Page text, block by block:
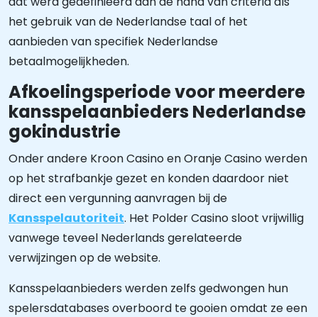
het gebruik van de Nederlandse taal of het
aanbieden van specifiek Nederlandse
betaalmogelijkheden.
Afkoelingsperiode voor meerdere
kansspelaanbieders Nederlandse
gokindustrie
Onder andere Kroon Casino en Oranje Casino werden
op het strafbankje gezet en konden daardoor niet
direct een vergunning aanvragen bij de
Kansspelautoriteit. Het Polder Casino sloot vrijwillig
vanwege teveel Nederlands gerelateerde
verwijzingen op de website.
Kansspelaanbieders werden zelfs gedwongen hun
spelersdatabases overboord te gooien omdat ze een